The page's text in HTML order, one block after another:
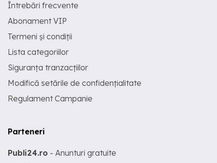
Întrebări frecvente
Abonament VIP
Termeni și condiții
Lista categoriilor
Siguranța tranzacțiilor
Modifică setările de confidențialitate
Regulament Campanie
Parteneri
Publi24.ro - Anunturi gratuite